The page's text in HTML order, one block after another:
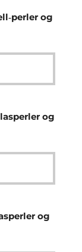
og
og
og